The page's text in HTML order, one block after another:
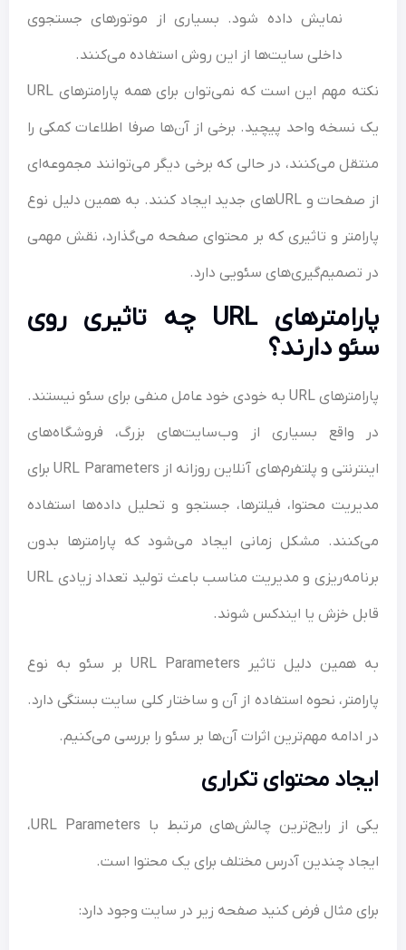
نمایش داده شود. بسیاری از موتورهای جستجوی
داخلی سایت‌ها از این روش استفاده می‌کنند.
نکته مهم این است که نمی‌توان برای همه پارامترهای URL
واحد پیچید. برخی از آن‌ها صرفا اطلاعات کمکی را
می‌کنند، در حالی که برخی دیگر می‌توانند مجموعه‌ای
از صفحات و URLهای جدید ایجاد کنند. به همین دلیل نوع
و تاثیری که بر محتوای صفحه می‌گذارد، نقش مهمی
تصمیم‌گیری‌های سئویی دارد.
پارامترهای URL چه تاثیری روی
دارند؟
پارامترهای URL به خودی خود عامل منفی برای سئو نیستند.
واقع بسیاری از وب‌سایت‌های بزرگ، فروشگاه‌های
اینترنتی و پلتفرم‌های آنلاین روزانه از URL Parameters برای
محتوا، فیلترها، جستجو و تحلیل داده‌ها استفاده
مشکل زمانی ایجاد می‌شود که پارامترها بدون
برنامه‌ریزی و مدیریت مناسب باعث تولید تعداد زیادی URL
خزش یا ایندکس شوند.
به همین دلیل تاثیر URL Parameters بر سئو به نوع
نحوه استفاده از آن و ساختار کلی سایت بستگی دارد.
مهم‌ترین اثرات آن‌ها بر سئو را بررسی می‌کنیم.
محتوای تکراری
یکی از رایج‌ترین چالش‌های مرتبط با URL Parameters،
چندین آدرس مختلف برای یک محتوا است.
مثال فرض کنید صفحه زیر در سایت وجود دارد: